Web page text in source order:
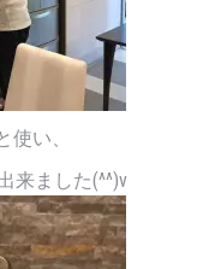
使い、
来ました(^^)v